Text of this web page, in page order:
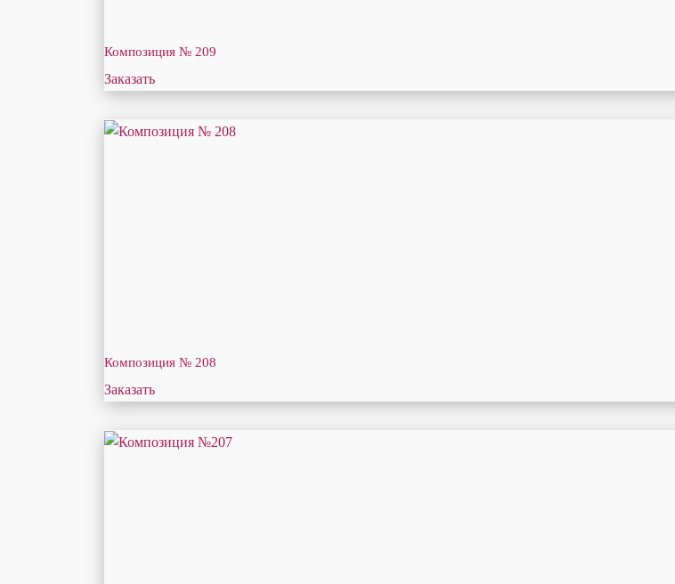
Композиция № 209
Заказать
Композиция № 208
Заказать